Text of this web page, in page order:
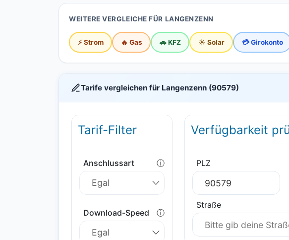
WEITERE VERGLEICHE FÜR LANGENZENN
⚡ Strom 🔥 Gas 🚗 KFZ ☀️ Solar 💳 Girokonto
Tarife vergleichen für Langenzenn (90579)